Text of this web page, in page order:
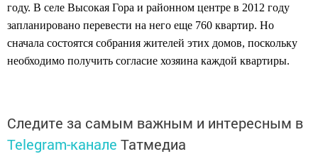
году. В селе Высокая Гора и районном центре в 2012 году
запланировано перевести на него еще 760 квартир. Но
сначала состоятся собрания жителей этих домов, поскольку
необходимо получить согласие хозяина каждой квартиры.
Следите за самым важным и интересным в
Telegram-канале Татмедиа